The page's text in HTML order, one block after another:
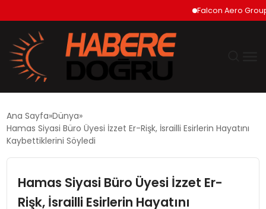
Falcon Aero Group,
EKONOMİ
DÜNYA
Ana Sayfa Dünya
Hamas Siyasi Büro Üyesi İzzet Er-Rişk, İsrailli Esirlerin Hayatını
Kaybettiklerini Söyledi
Hamas Siyasi Büro Üyesi İzzet Er-
Rişk, İsrailli Esirlerin Hayatını